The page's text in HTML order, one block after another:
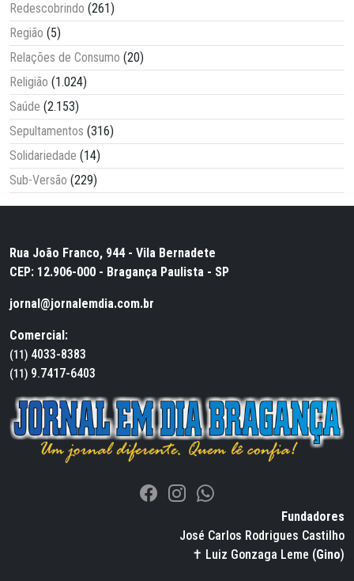
Redescobrindo (261)
Região (5)
Relações de Consumo (20)
Religião (1.024)
Saúde (2.153)
Sepultamentos (316)
Solidariedade (14)
Sub-Versão (229)
Rua João Franco, 944 - Vila Bernadete
CEP: 12.906-000 - Bragança Paulista - SP
jornal@jornalemdia.com.br
Comercial:
(11) 4033-8383
(11) 9.7417-6403
Fundadores
José Carlos Rodrigues Castilho
✝ Luiz Gonzaga Leme (Gino)